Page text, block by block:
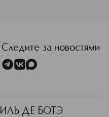
Следите за новостями
ИЛЬ ДЕ БОТЭ